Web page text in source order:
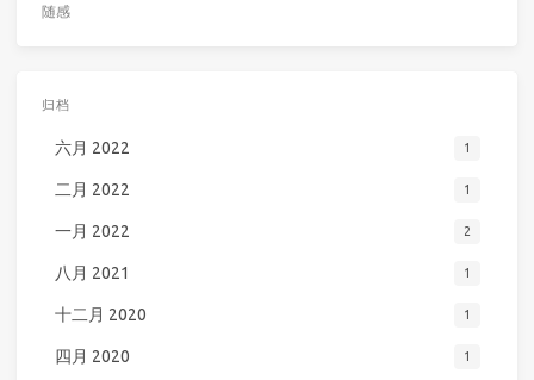
随感
归档
六月 2022 1
二月 2022 1
一月 2022 2
八月 2021 1
十二月 2020 1
四月 2020 1